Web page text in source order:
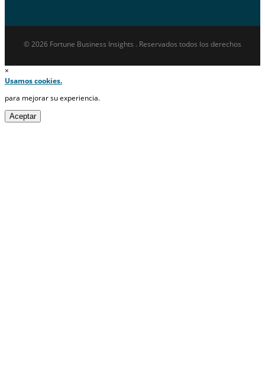
© 2026 Fortune Business Insights . Reservados todos los derechos
×
Usamos cookies.
para mejorar su experiencia.
Aceptar